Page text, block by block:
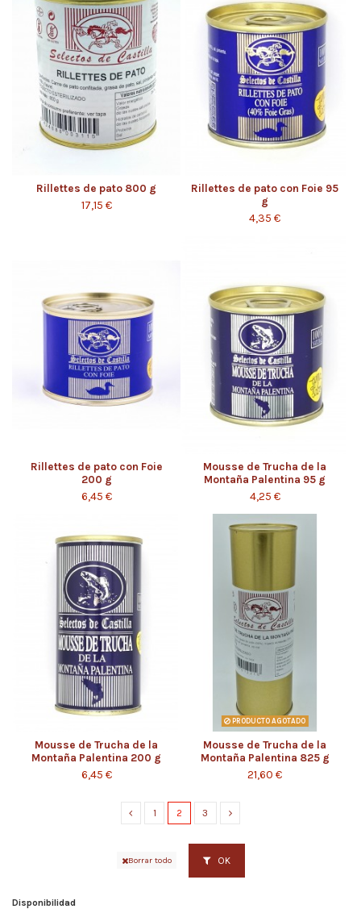
Rillettes de pato 800 g
17,15 €
Rillettes de pato con Foie 95
g
4,35 €
Rillettes de pato con Foie
200 g
6,45 €
Mousse de Trucha de la
Montaña Palentina 95 g
4,25 €
Mousse de Trucha de la
Montaña Palentina 200 g
6,45 €
PRODUCTO AGOTADO
Mousse de Trucha de la
Montaña Palentina 825 g
21,60 €
1 2 3
Borrar todo OK
Disponibilidad